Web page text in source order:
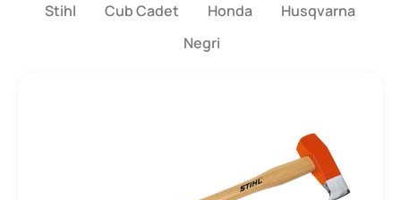
Stihl Cub Cadet Honda
Husqvarna
Negri